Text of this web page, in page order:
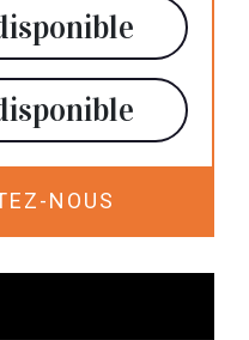
NOUS